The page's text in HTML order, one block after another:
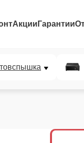
Акции Гарантии